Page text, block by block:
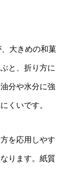
大きめの和菓
と、折り方に
分や水分に強
くいです。
を応用しやす
ります。紙質